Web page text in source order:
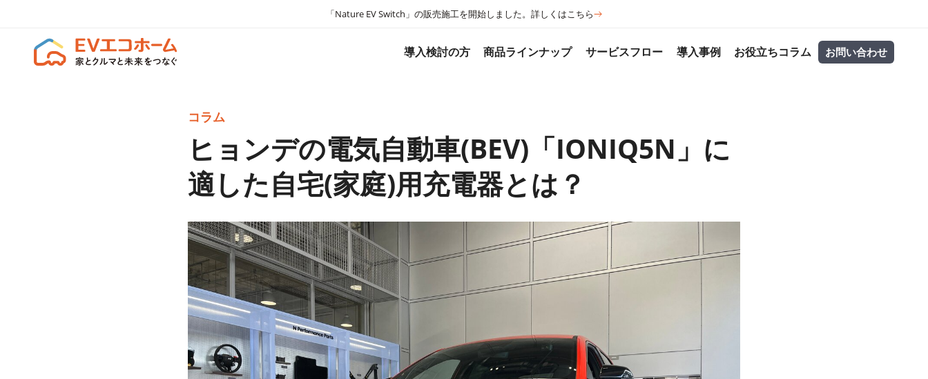
「Nature EV Switch」の販売施工を開始しました。詳しくはこちら
導入検討の方 商品ラインナップ サービスフロー 導入事例 お役立ちコラム お問い合わせ
コラム
ヒョンデの電気自動車(BEV)「IONIQ5N」に
適した自宅(家庭)用充電器とは？